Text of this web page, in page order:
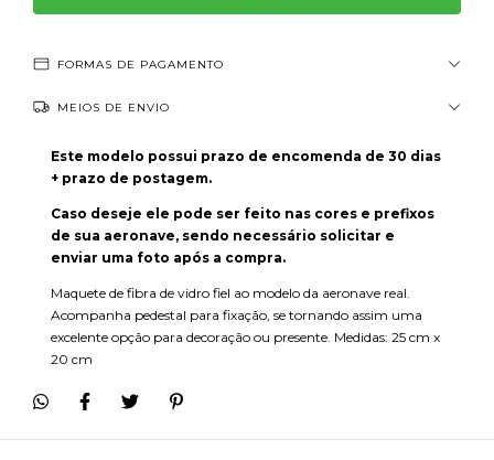
FORMAS DE PAGAMENTO
MEIOS DE ENVIO
Este modelo possui prazo de encomenda de 30 dias
+ prazo de postagem.
Caso deseje ele pode ser feito nas cores e prefixos
de sua aeronave, sendo necessário solicitar e
enviar uma foto após a compra.
Maquete de fibra de vidro fiel ao modelo da aeronave real.
Acompanha pedestal para fixação, se tornando assim uma
excelente opção para decoração ou presente. Medidas: 25 cm x
20 cm